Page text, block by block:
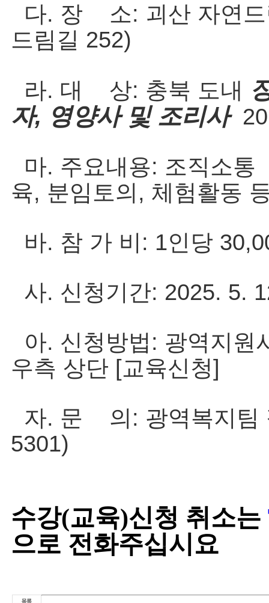
다. 장 소: 괴산 자연드
드림길 252)
라. 대 상: 충북 도내
자, 영양사 및 조리사 20
마. 주요내용: 조직소
육, 분임토의, 체험활동
바. 참 가 비: 1인당
사. 신청기간: 2025. 5.
아. 신청방법: 광역지원
우측 상단 [교육신청]
자. 문 의: 광역복지팀
5301)
수강(교육)신청 취소는
으로 전화주십시요